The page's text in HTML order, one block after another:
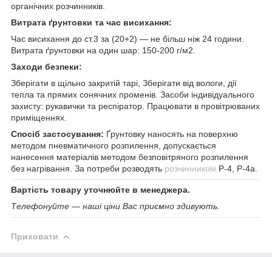
органічних розчинників.
Витрата ґрунтовки та час висихання:
Час висихання до ст.3 за (20+2) — не більш ніж 24 години.
Витрата ґрунтовки на один шар: 150-200 г/м2.
Заходи безпеки:
Зберігати в щільно закритій тарі, Зберігати від вологи, дії
тепла та прямих сонячних променів. Засоби індивідуального
захисту: рукавички та респіратор. Працювати в провітрюваних
приміщеннях.
Спосіб застосування: Ґрунтовку наносять на поверхню
методом пневматичного розпилення, допускається
нанесення матеріалів методом безповітряного розпилення
без нагрівання. За потреби розводять розчинником Р-4, Р-4а.
Вартість товару уточнюйте в менеджера.
Телефонуйте — наші ціни Вас приємно здивують.
Приховати